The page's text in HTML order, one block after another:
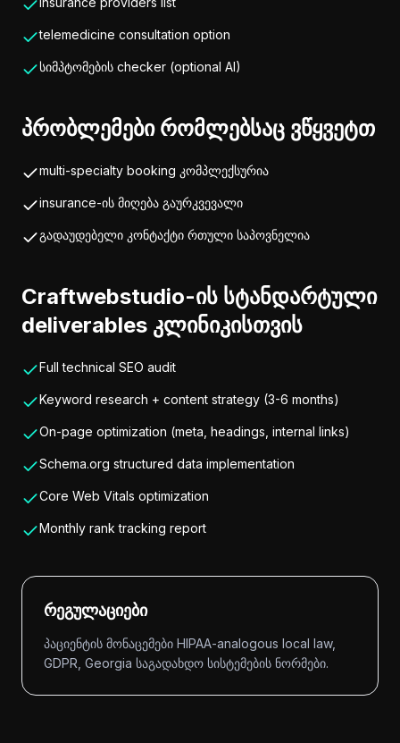
telemedicine consultation option
სიმპტომების checker (optional AI)
პრობლემები რომლებსაც ვწყვეტთ
multi-specialty booking კომპლექსურია
insurance-ის მიღება გაურკვევალი
გადაუდებელი კონტაქტი რთული საპოვნელია
Craftwebstudio-ის სტანდარტული
deliverables კლინიკისთვის
Full technical SEO audit
Keyword research + content strategy (3-6 months)
On-page optimization (meta, headings, internal links)
Schema.org structured data implementation
Core Web Vitals optimization
Monthly rank tracking report
რეგულაციები
პაციენტის მონაცემები HIPAA-analogous local law,
GDPR, Georgia საგადახდო სისტემების ნორმები.